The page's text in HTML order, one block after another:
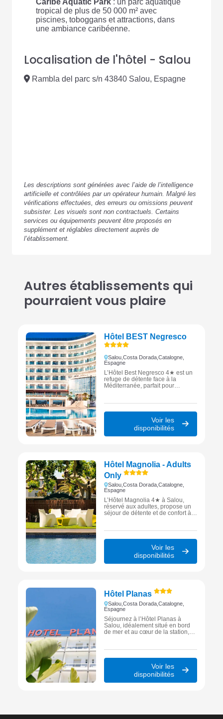
Caribe Aquatic Park : un parc aquatique
tropical de plus de 50 000 m² avec
piscines, toboggans et attractions, dans
une ambiance caribéenne.
Localisation de l'hôtel - Salou
Rambla del parc s/n 43840 Salou, Espagne
Les descriptions sont générées avec l’aide de l’intelligence
artificielle et contrôlées par un opérateur humain. Malgré les
vérifications effectuées, des erreurs ou omissions peuvent
subsister. Les visuels sont non contractuels. Certains
services ou équipements peuvent être proposés en
supplément et réglables directement auprès de
l’établissement.
Autres établissements qui
pourraient vous plaire
Hôtel BEST Negresco
Salou,Costa Dorada,Catalogne,
Espagne
L’Hôtel Best Negresco 4★ est un
refuge de détente face à la
Méditerranée, parfait pour
Costa Dorada.
Voir les
disponibilités
Hôtel Magnolia - Adults
Only
Salou,Costa Dorada,Catalogne,
Espagne
L’Hôtel Magnolia 4★ à Salou,
réservé aux adultes, propose un
séjour de détente et de confort à
Voir les
disponibilités
Hôtel Planas
Salou,Costa Dorada,Catalogne,
Espagne
Séjournez à l’Hôtel Planas à
Salou, idéalement situé en bord
de mer et au cœur de la station,
la Costa Dorada.
Voir les
disponibilités